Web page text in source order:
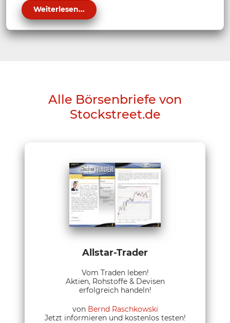
Weiterlesen...
Alle Börsenbriefe von
Stockstreet.de
Allstar-Trader
Vom Traden leben!
Aktien, Rohstoffe & Devisen
erfolgreich handeln!
von Bernd Raschkowski
Jetzt informieren und kostenlos testen!